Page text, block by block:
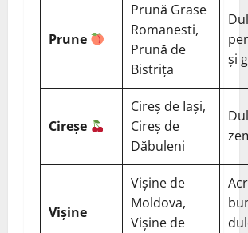
Prune
Prună Grase
Romanesti,
Prună de
Bistrița
și
Cireșe
Cireș de Iași,
Cireș de
Dăbuleni
Vișine
Vișine de
Moldova,
Vișine de